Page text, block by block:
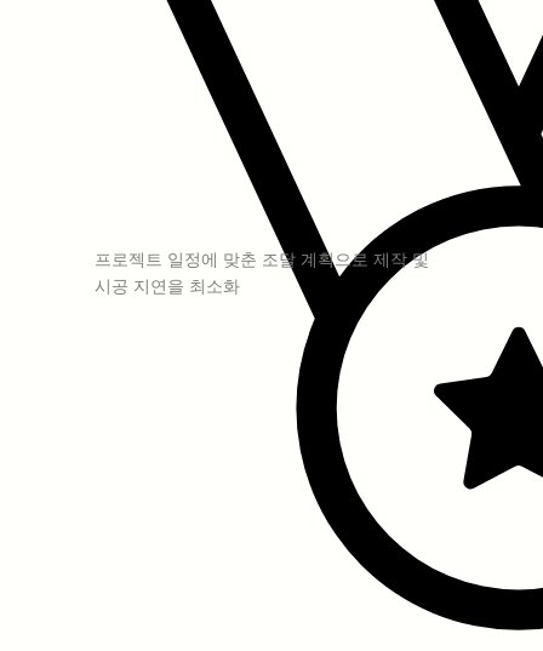
프로젝트 일정에 맞춘 조달 계획으로 제작 및
시공 지연을 최소화